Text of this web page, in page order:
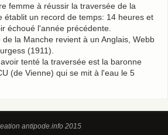
femme à réussir la traversée de la
établit un record de temps: 14 heures et
échoué l'année précédente.
la Manche revient à un Anglais, Webb
(1911).
tenté la traversée est la baronne
(de Vienne) qui se mit à l'eau le 5
antipode.info 2015